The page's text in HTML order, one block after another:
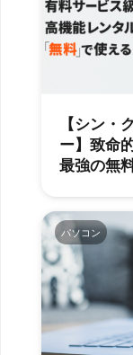
【シン・
ー】致命
最強の無
パソコン